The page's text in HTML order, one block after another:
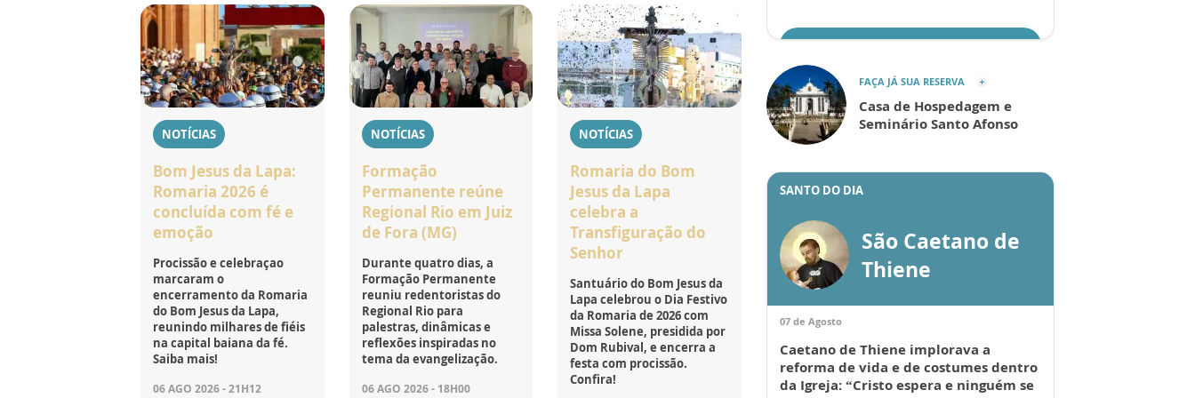
NOTÍCIAS
Bom Jesus da Lapa:
Romaria 2026 é
concluída com fé e
emoção
Procissão e celebraçao
marcaram o
encerramento da Romaria
do Bom Jesus da Lapa,
reunindo milhares de fiéis
na capital baiana da fé.
Saiba mais!
06 AGO 2026 - 21H12
NOTÍCIAS
Formação
Permanente reúne
Regional Rio em Juiz
de Fora (MG)
Durante quatro dias, a
Formação Permanente
reuniu redentoristas do
Regional Rio para
palestras, dinâmicas e
reflexões inspiradas no
tema da evangelização.
06 AGO 2026 - 18H00
NOTÍCIAS
Romaria do Bom
Jesus da Lapa
celebra a
Transfiguração do
Senhor
Santuário do Bom Jesus da
Lapa celebrou o Dia Festivo
da Romaria de 2026 com
Missa Solene, presidida por
Dom Rubival, e encerra a
festa com procissão.
Confira!
ENVIAR
FAÇA JÁ SUA RESERVA
Casa de Hospedagem e
Seminário Santo Afonso
SANTO DO DIA
São Caetano de
Thiene
07 de Agosto
Caetano de Thiene implorava a
reforma de vida e de costumes dentro
da Igreja: “Cristo espera e ninguém se